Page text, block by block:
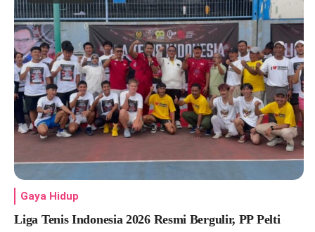
Gaya Hidup
Liga Tenis Indonesia 2026 Resmi Bergulir, PP Pelti